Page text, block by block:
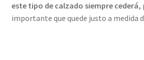
este tipo de calzado siempre cederá,
importante que quede justo a medida